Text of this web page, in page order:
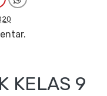
KELAS 9